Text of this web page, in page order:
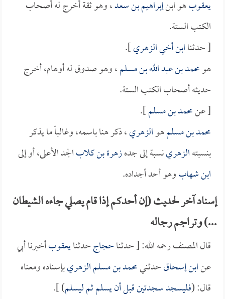
يعقوبهو ابنإبراهيم بن سعد، وهو ثقة أخرج له أصحاب
الكتب الستة.
[ حدثناابن أخي الزهري].
هومحمد بن عبد الله بن مسلم، وهو صدوق له أوهام، أخرج
حديثه أصحاب الكتب الستة.
[ عنمحمد بن مسلم].
محمد بن مسلمهوالزهري، ذكر هنا باسمه، وغالباً ما يذكر
بنسبتهالزهرينسبة إلى جدهزهرة بن كلابالجد الأعلى، أو إلى
ابن شهابوهو أحد أجداده.
إسناد آخر لحديث (إن أحدكم إذا قام يصلي جاءه الشيطان
...) وتراجم رجاله
قال المصنف رحمه الله: [ حدثناحجاجحدثنايعقوبأخبرنا أبي
عنابن إسحاقحدثنيمحمد بن مسلم الزهريبإسناده ومعناه
قال: (فليسجد سجدتين قبل أن يسلم ثم ليسلم) ].